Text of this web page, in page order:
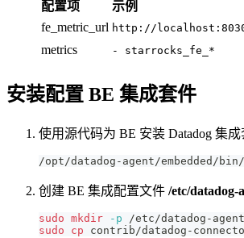
配置项 示例
fe_metric_url http://
metrics
- starrocks_fe_*
安装配置 BE 集成套件
使用源代码为 BE 安装 Datadog 集成
/opt/datadog-agent/embedded/
创建 BE 集成配置文件 /etc/datadog-
sudo mkdir -p /etc/datadog-
sudo
cp contrib/datadog-